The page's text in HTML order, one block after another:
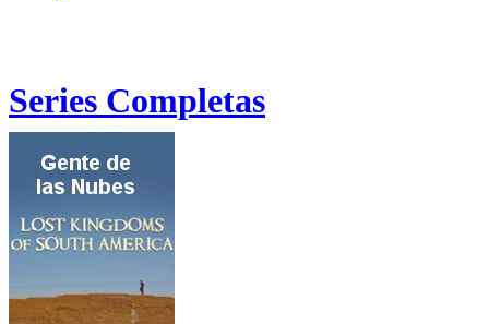
Series Completas